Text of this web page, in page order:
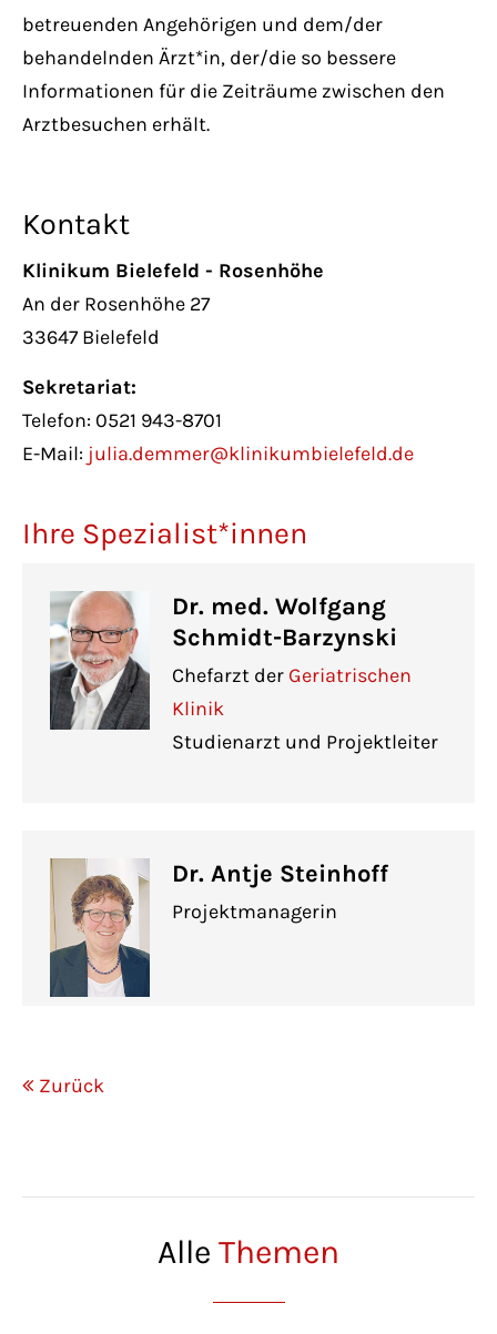
betreuenden Angehörigen und dem/der
behandelnden Ärzt*in, der/die so bessere
Informationen für die Zeiträume zwischen den
Arztbesuchen erhält.
Kontakt
Klinikum Bielefeld - Rosenhöhe
An der Rosenhöhe 27
33647 Bielefeld
Sekretariat:
Telefon: 0521 943-8701
E-Mail: julia.demmer@klinikumbielefeld.de
Ihre Spezialist*innen
Dr. med. Wolfgang
Schmidt-Barzynski
Chefarzt der Geriatrischen
Klinik
Studienarzt und Projektleiter
Dr. Antje Steinhoff
Projektmanagerin
Zurück
Alle Themen